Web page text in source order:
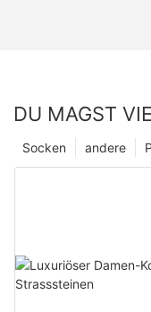
DU MAGST
andere
Socken